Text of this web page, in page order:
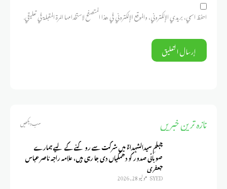
احفظ اسمي، بريدي الإلكتروني، والموقع الإلكتروني في هذا المتصفح لاستخدامها المرة المقبلة في تعليقي.
تازہ ترین خبریں سب دیکھیں
چہلمِ سیدالشہداءؑ میں شرکت سے روکنے کے لیے ہمارے
صوبائی صدور کو دھمکیاں دی جا رہی ہیں، علامہ راجہ ناصر عباس
جعفری
SYED يوليو 28, 2026